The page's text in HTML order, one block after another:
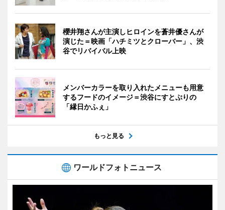
櫻井翔さんが主演しヒロインを蒼井優さんが
演じた＝映画「ハチミツとクローバー」、渋
谷でリバイバル上映
メンバーカラーを取り入れたメニューも用意
するフードのイメージ＝渋谷にすとぷりの
「縁日かふぇ」
もっと見る
ワールドフォトニュース